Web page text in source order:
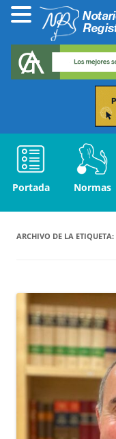
Portada Normas
ARCHIVO DE LA ETIQUETA: